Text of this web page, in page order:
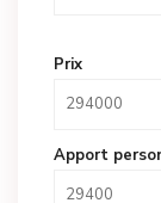
Prix
Apport